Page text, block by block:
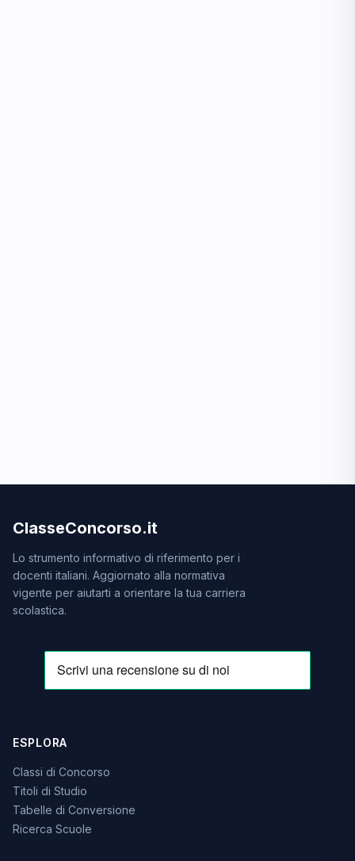
ClasseConcorso.it
Lo strumento informativo di riferimento per i
docenti italiani. Aggiornato alla normativa
vigente per aiutarti a orientare la tua carriera
scolastica.
ESPLORA
Classi di Concorso
Titoli di Studio
Tabelle di Conversione
Ricerca Scuole